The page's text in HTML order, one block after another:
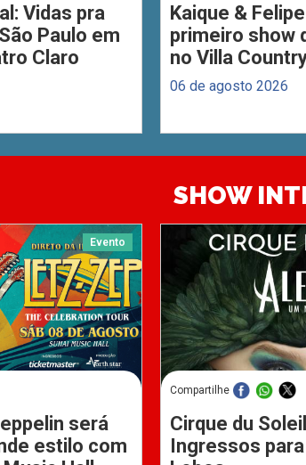
Vidas pra
Paulo em
Claro
Kaique &
primeiro show
no Villa
06 de agosto 2026
SHOW
Evento
será
estilo com
Compartilhe
Cirque du
Ingressos